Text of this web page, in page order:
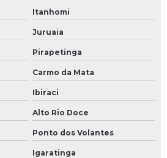
Itanhomi
Juruaia
Pirapetinga
Carmo da Mata
Ibiraci
Alto Rio Doce
Ponto dos Volantes
Igaratinga